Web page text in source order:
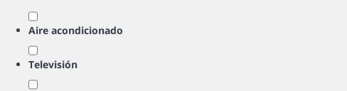
Aire acondicionado
Televisión